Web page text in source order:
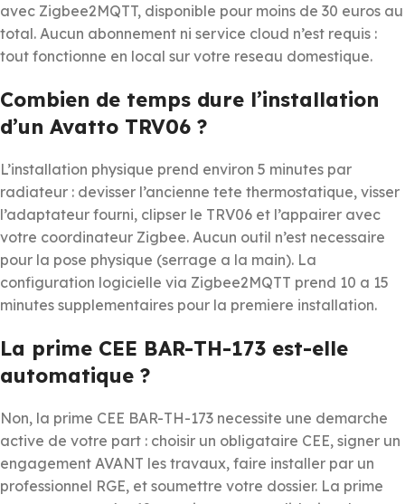
avec Zigbee2MQTT, disponible pour moins de 30 euros au
total. Aucun abonnement ni service cloud n’est requis :
tout fonctionne en local sur votre reseau domestique.
Combien de temps dure l’installation
d’un Avatto TRV06 ?
L’installation physique prend environ 5 minutes par
radiateur : devisser l’ancienne tete thermostatique, visser
l’adaptateur fourni, clipser le TRV06 et l’appairer avec
votre coordinateur Zigbee. Aucun outil n’est necessaire
pour la pose physique (serrage a la main). La
configuration logicielle via Zigbee2MQTT prend 10 a 15
minutes supplementaires pour la premiere installation.
La prime CEE BAR-TH-173 est-elle
automatique ?
Non, la prime CEE BAR-TH-173 necessite une demarche
active de votre part : choisir un obligataire CEE, signer un
engagement AVANT les travaux, faire installer par un
professionnel RGE, et soumettre votre dossier. La prime